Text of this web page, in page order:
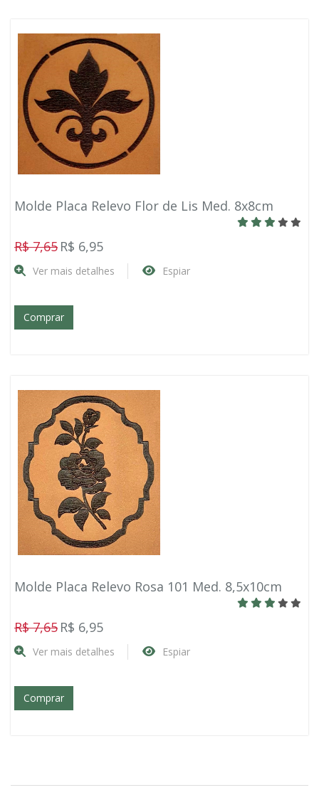
Molde Placa Relevo Flor de Lis Med. 8x8cm
R$ 7,65 R$ 6,95
Ver mais detalhes Espiar
Comprar
Molde Placa Relevo Rosa 101 Med. 8,5x10cm
R$ 7,65 R$ 6,95
Ver mais detalhes Espiar
Comprar